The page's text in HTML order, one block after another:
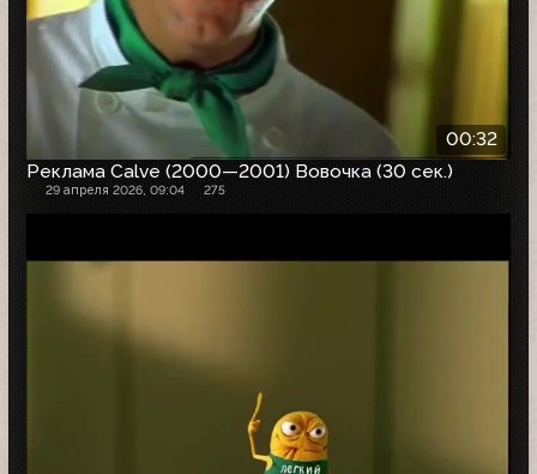
00:32
Реклама Calve (2000—2001) Вовочка (30 сек.)
29 апреля 2026, 09:04 275